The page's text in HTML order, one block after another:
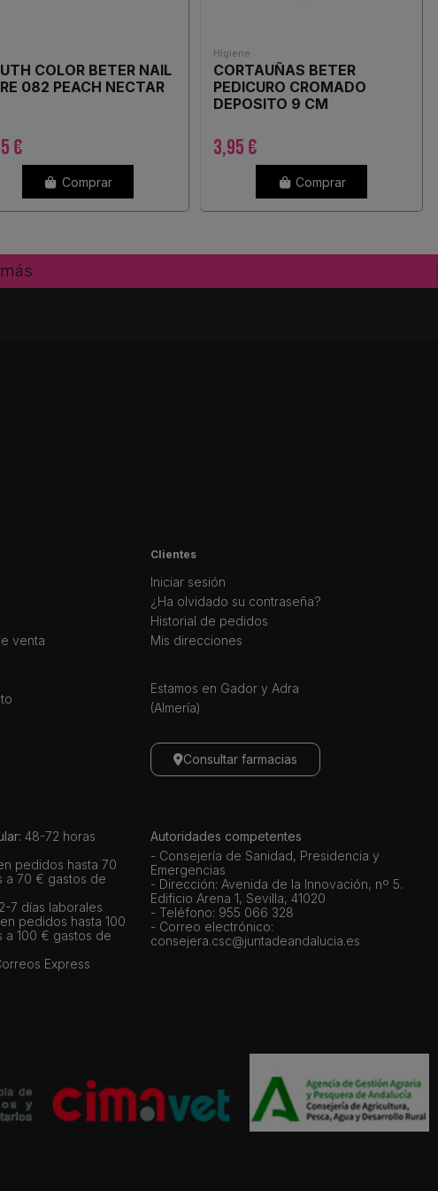
COLOR BETER NAIL
082 PEACH NECTAR
€
Comprar
Higiene
CORTAUÑAS BETER
PEDICURO CROMADO
DEPOSITO 9 CM
3,95 €
Comprar
venta
Clientes
Iniciar sesión
¿Ha olvidado su contraseña?
Historial de pedidos
Mis direcciones
Estamos en Gador y Adra
(Almería)
Consultar farmacias
48-72 horas
pedidos hasta 70
a 70 € gastos de
2-7 días laborales
pedidos hasta 100
100 € gastos de
Express
Autoridades competentes
- Consejería de Sanidad, Presidencia y
Emergencias
- Dirección: Avenida de la Innovación, nº 5.
Edificio Arena 1, Sevilla, 41020
- Teléfono: 955 066 328
- Correo electrónico:
consejera.csc@juntadeandalucia.es